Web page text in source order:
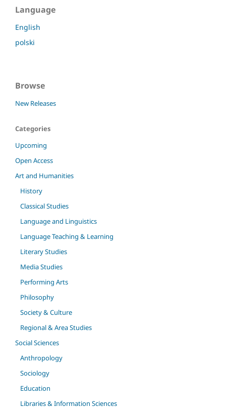
Language
English
polski
Browse
New Releases
Categories
Upcoming
Open Access
Art and Humanities
History
Classical Studies
Language and Linguistics
Language Teaching & Learning
Literary Studies
Media Studies
Performing Arts
Philosophy
Society & Culture
Regional & Area Studies
Social Sciences
Anthropology
Sociology
Education
Libraries & Information Sciences